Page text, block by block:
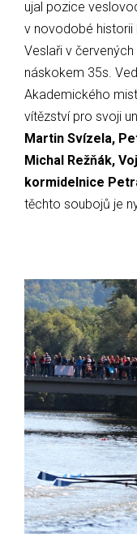
ujal pozice
v novodobé historii
Veslaři v
náskokem 35s.
Akademického
vítězství pro svoji
Martin Svízela,
Michal Režňák,
kormidelnice
těchto soubojů je